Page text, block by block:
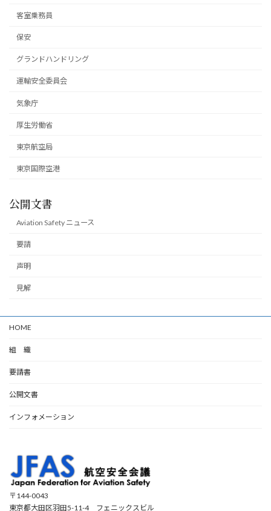
客室乗務員
保安
グランドハンドリング
運輸安全委員会
気象庁
厚生労働省
東京航空局
東京国際空港
公開文書
Aviation Safety ニュース
要請
声明
見解
HOME
組 織
要請書
公開文書
インフォメーション
〒144-0043
東京都大田区羽田5-11-4 フェニックスビル